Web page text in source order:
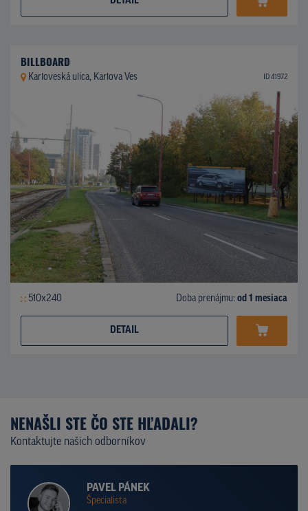
BILLBOARD
Karloveská ulica, Karlova Ves ID 41972
510x240 Doba prenájmu: od 1 mesiaca
DETAIL
NENAŠLI STE ČO STE HĽADALI?
Kontaktujte našich odborníkov
PAVEL PÁNEK
Špecialista